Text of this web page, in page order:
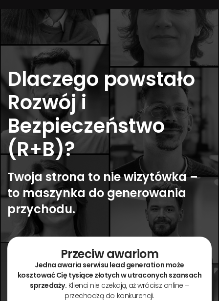
Dlaczego powstało
Rozwój i
Bezpieczeństwo
(R+B)?
Twoja strona to nie wizytówka –
to maszynka do generowania
przychodu.
Przeciw awariom
Jedna awaria serwisu lead generation może
kosztować Cię tysiące złotych w utraconych szansach
sprzedaży. Klienci nie czekają, aż wrócisz online –
przechodzą do konkurencji.